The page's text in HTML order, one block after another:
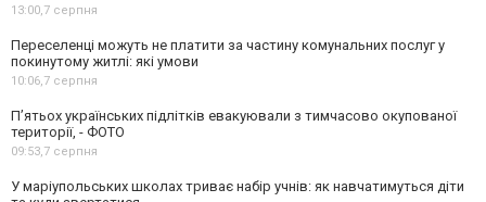
13:00,7 серпня
Переселенці можуть не платити за частину комунальних послуг у
покинутому житлі: які умови
10:06,7 серпня
П’ятьох українських підлітків евакуювали з тимчасово окупованої
території, - ФОТО
09:53,7 серпня
У маріупольських школах триває набір учнів: як навчатимуться діти